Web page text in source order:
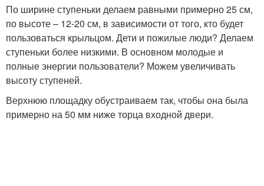
По ширине ступеньки делаем равными примерно 25 см,
по высоте – 12-20 см, в зависимости от того, кто будет
пользоваться крыльцом. Дети и пожилые люди? Делаем
ступеньки более низкими. В основном молодые и
полные энергии пользователи? Можем увеличивать
высоту ступеней.
Верхнюю площадку обустраиваем так, чтобы она была
примерно на 50 мм ниже торца входной двери.